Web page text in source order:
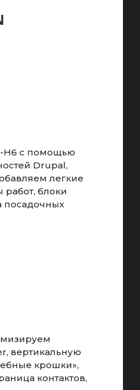
вертикальную
крошки»,
контактов,
H6 с помощью
Drupal,
легкие
работ, блоки
посадочных